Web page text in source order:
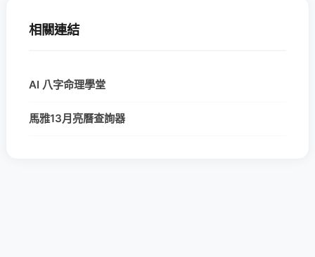
相關連結
AI 八字命理學堂
馬雅13月亮曆查詢器